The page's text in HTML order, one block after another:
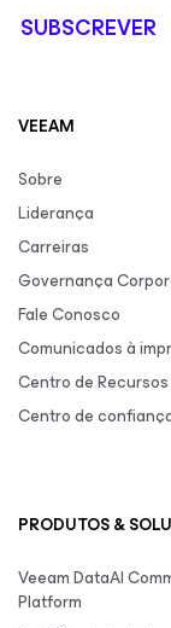
SUBSCREVER
VEEAM
Sobre
Liderança
Carreiras
Governança
Fale Conosco
Comunicados à
Centro de
Centro de
PRODUTOS &
Veeam DataAI
Platform